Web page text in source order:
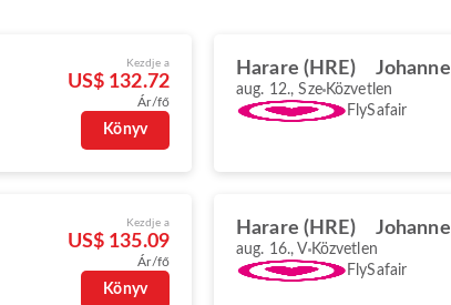
Kezdje a
US$ 132.72
Ár/fő
Könyv
Harare (HRE)
aug. 12., Sze Közvetlen
FlySafair
Kezdje a
US$ 135.09
Ár/fő
Könyv
Harare (HRE)
aug. 16., V Közvetlen
FlySafair